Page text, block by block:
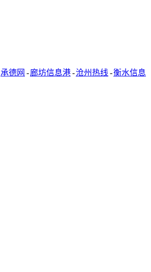
承德网 -廊坊信息港-沧州热线 -衡水信息